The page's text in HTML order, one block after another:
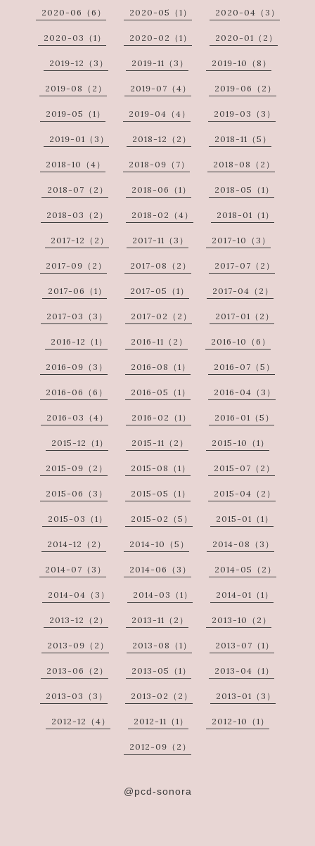
2020-06（6） 2020-05（1） 2020-04（3）
2020-03（1） 2020-02（1） 2020-01（2）
2019-12（3） 2019-11（3） 2019-10（8）
2019-08（2） 2019-07（4） 2019-06（2）
2019-05（1） 2019-04（4） 2019-03（3）
2019-01（3） 2018-12（2） 2018-11（5）
2018-10（4） 2018-09（7） 2018-08（2）
2018-07（2） 2018-06（1） 2018-05（1）
2018-03（2） 2018-02（4） 2018-01（1）
2017-12（2） 2017-11（3） 2017-10（3）
2017-09（2） 2017-08（2） 2017-07（2）
2017-06（1） 2017-05（1） 2017-04（2）
2017-03（3） 2017-02（2） 2017-01（2）
2016-12（1） 2016-11（2） 2016-10（6）
2016-09（3） 2016-08（1） 2016-07（5）
2016-06（6） 2016-05（1） 2016-04（3）
2016-03（4） 2016-02（1） 2016-01（5）
2015-12（1） 2015-11（2） 2015-10（1）
2015-09（2） 2015-08（1） 2015-07（2）
2015-06（3） 2015-05（1） 2015-04（2）
2015-03（1） 2015-02（5） 2015-01（1）
2014-12（2） 2014-10（5） 2014-08（3）
2014-07（3） 2014-06（3） 2014-05（2）
2014-04（3） 2014-03（1） 2014-01（1）
2013-12（2） 2013-11（2） 2013-10（2）
2013-09（2） 2013-08（1） 2013-07（1）
2013-06（2） 2013-05（1） 2013-04（1）
2013-03（3） 2013-02（2） 2013-01（3）
2012-12（4） 2012-11（1） 2012-10（1）
2012-09（2）
@pcd-sonora